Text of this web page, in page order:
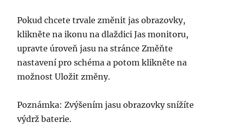
Pokud chcete trvale změnit jas obrazovky,
klikněte na ikonu na dlaždici Jas monitoru,
upravte úroveň jasu na stránce Změňte
nastavení pro schéma a potom klikněte na
možnost Uložit změny.
Poznámka: Zvýšením jasu obrazovky snížíte
výdrž baterie.